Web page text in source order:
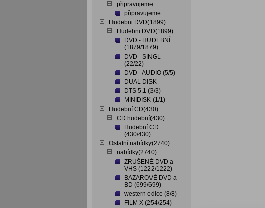
připravujeme
připravujeme
Hudebni DVD(1899)
Hudebni DVD(1899)
DVD - HUDEBNÍ
(1879/1879)
DVD - SINGL
(22/22)
DVD - AUDIO (5/5)
DUAL DISK
DTS 5.1 (3/3)
MINIDISK (1/1)
Hudební CD(430)
CD hudební(430)
Hudební CD
(430/430)
Ostatní nabídky(2740)
nabídky(2740)
ZRUŠENÉ DVD a
VHS (1222/1222)
BAZAROVÉ DVD a
BD (699/699)
western edice (8/8)
FILM X (254/254)